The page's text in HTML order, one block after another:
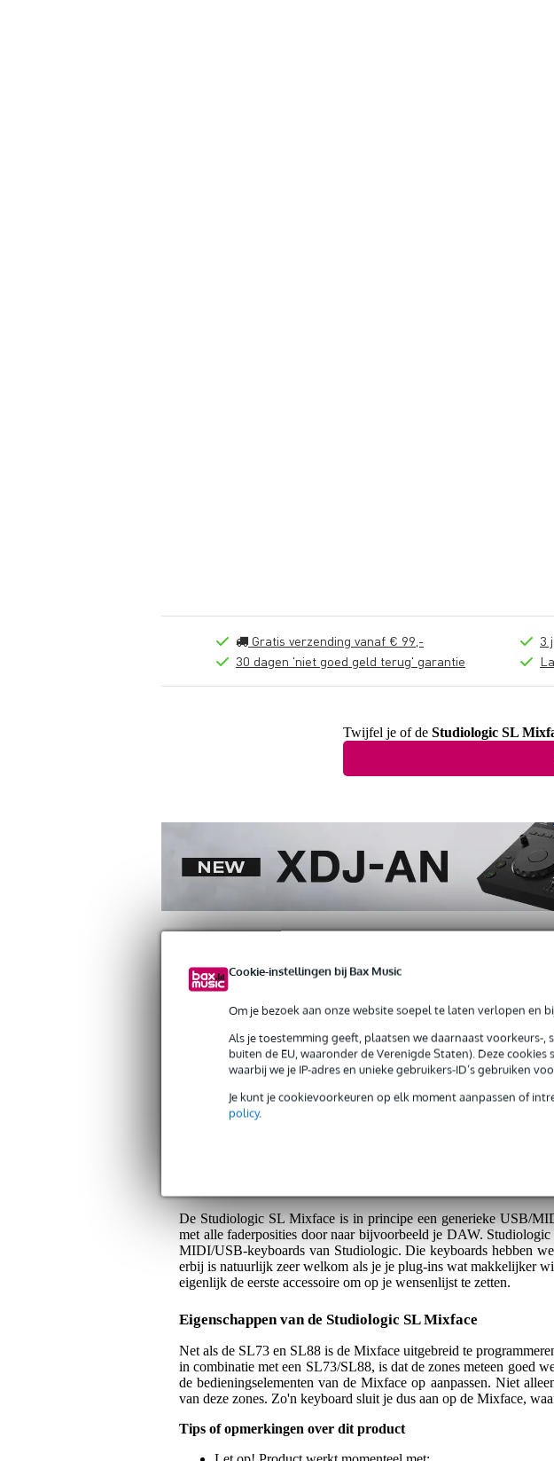
Cookie-instellingen bij Bax Music
Om je bezoek aan onze website soepel te laten verlopen en
Als je toestemming geeft, plaatsen we daarnaast voorkeurs-,
buiten de EU, waaronder de Verenigde Staten). Deze
waarbij we je IP-adres en unieke gebruikers-ID’s gebruiken
Je kunt je cookievoorkeuren op elk moment aanpassen of
policy.
Gratis verzending vanaf € 99,-
30 dagen 'niet goed geld terug' garantie
3
Twijfel je of de Studiologic SL
Studiologic SL Mixface USB/MIDI controller
9000-0043-6567
Servicebelofte
Bax Music Garantie
De Studiologic SL Mixface is in principe een generieke USB/
met alle faderposities door naar bijvoorbeeld je DAW.
MIDI/USB-keyboards van Studiologic. Die keyboards hebben
erbij is natuurlijk zeer welkom als je je plug-ins wat makkelijker
eigenlijk de eerste accessoire om op je wensenlijst te zetten.
Eigenschappen van de Studiologic SL Mixface
Net als de SL73 en SL88 is de Mixface uitgebreid te
in combinatie met een SL73/SL88, is dat de zones meteen goed
de bedieningselementen van de Mixface op aanpassen. Niet
van deze zones. Zo'n keyboard sluit je dus aan op de Mixface,
Tips of opmerkingen over dit product